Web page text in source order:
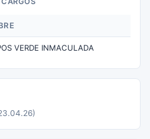
VERDE INMACULADA